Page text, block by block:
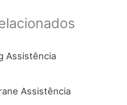
Assistência
Assistência